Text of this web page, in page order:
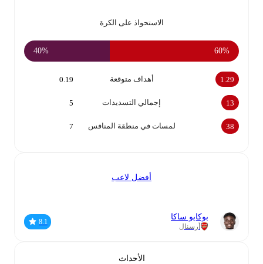
الاستحواذ على الكرة
60‎%‎
40‎%‎
أهداف متوقعة 1.29
إجمالي التسديدات
لمسات في منطقة المنافس
أفضل لاعب
بوكايو ساكا
أرسنال
الأحداث